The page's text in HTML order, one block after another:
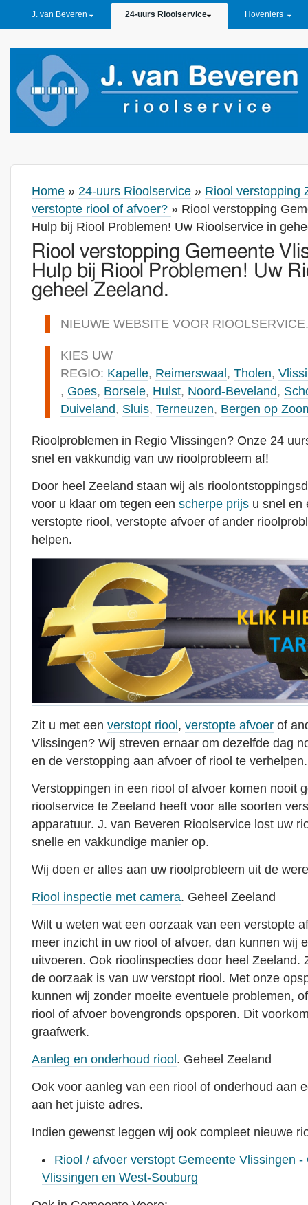
J. van Beveren 24-uurs Rioolservice Hoveniers
Home » 24-uurs Rioolservice » Riool verstopping
verstopte riool of afvoer? » Riool verstopping
Hulp bij Riool Problemen! Uw Rioolservice in
Riool verstopping Gemeente
Hulp bij Riool Problemen! Uw
geheel Zeeland.
NIEUWE WEBSITE VOOR
KIES UW
REGIO: Kapelle, Reimerswaal , Tholen,
, Goes, Borsele, Hulst, Noord-Beveland,
Duiveland, Sluis, Terneuzen, Bergen op
Rioolproblemen in Regio Vlissingen? Onze 24
snel en vakkundig van uw rioolprobleem af!
Door heel Zeeland staan wij als
voor u klaar om tegen een scherpe prijs u snel en
verstopte riool, verstopte afvoer of ander
helpen.
Zit u met een verstopt riool , verstopte afvoer of
Vlissingen? Wij streven ernaar om dezelfde dag
en de verstopping aan afvoer of riool te verhelpen.
Verstoppingen in een riool of afvoer komen nooit
rioolservice te Zeeland heeft voor alle soorten
apparatuur. J. van Beveren Rioolservice lost uw
snelle en vakkundige manier op.
Wij doen er alles aan uw rioolprobleem uit de
Riool inspectie met camera. Geheel Zeeland
Wilt u weten wat een oorzaak van een verstopte
meer inzicht in uw riool of afvoer, dan kunnen wij
uitvoeren. Ook rioolinspecties door heel Zeeland.
de oorzaak is van uw verstopt riool. Met onze
kunnen wij zonder moeite eventuele problemen,
riool of afvoer bovengronds opsporen. Dit
graafwerk.
Aanleg en onderhoud riool . Geheel Zeeland
Ook voor aanleg van een riool of onderhoud aan
aan het juiste adres.
Indien gewenst leggen wij ook compleet nieuwe
Riool / afvoer verstopt Gemeente Vlissingen
Vlissingen en West-Souburg